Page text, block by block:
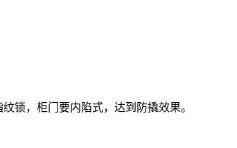
锁，柜门要内陷式，达到防撬效果。